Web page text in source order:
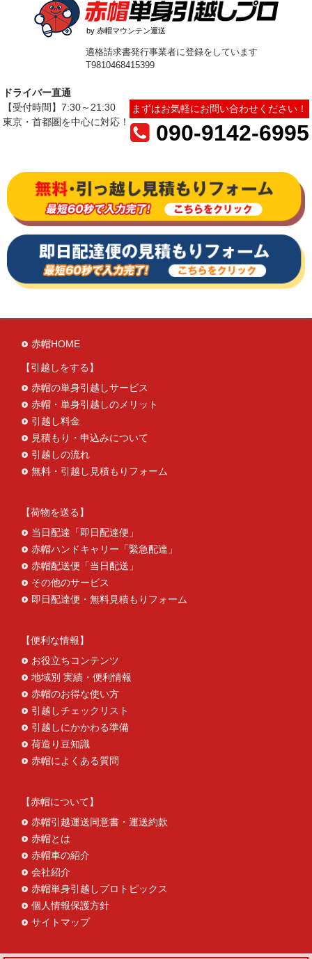
by 赤帽マウンテン運送
適格請求書発行事業者に登録をしています
T9810468415399
ドライバー直通
【受付時間】7:30～21:30
東京・首都圏を中心に対応！
まずはお気軽にお問い合わせください！
090-9142-6995
赤帽HOME
引越しをする
赤帽の単身引越しサービス
赤帽・単身引越しのメリット
引越し料金
見積もり・申込みについて
引越しの流れ
無料・引越し見積もりフォーム
荷物を送る
当日配達「即日配達便」
赤帽ハンドキャリー「緊急配達」
赤帽配送便「当日配送」
その他のサービス
即日配達便・無料見積もりフォーム
便利な情報
お役立ちコンテンツ
地域別 実績・便利情報
赤帽のお得な使い方
引越しチェックリスト
引越しにかかわる準備
荷造り豆知識
赤帽によくある質問
赤帽について
赤帽引越運送同意書・運送約款
赤帽とは
赤帽車の紹介
会社紹介
赤帽単身引越しプロトピックス
個人情報保護方針
サイトマップ